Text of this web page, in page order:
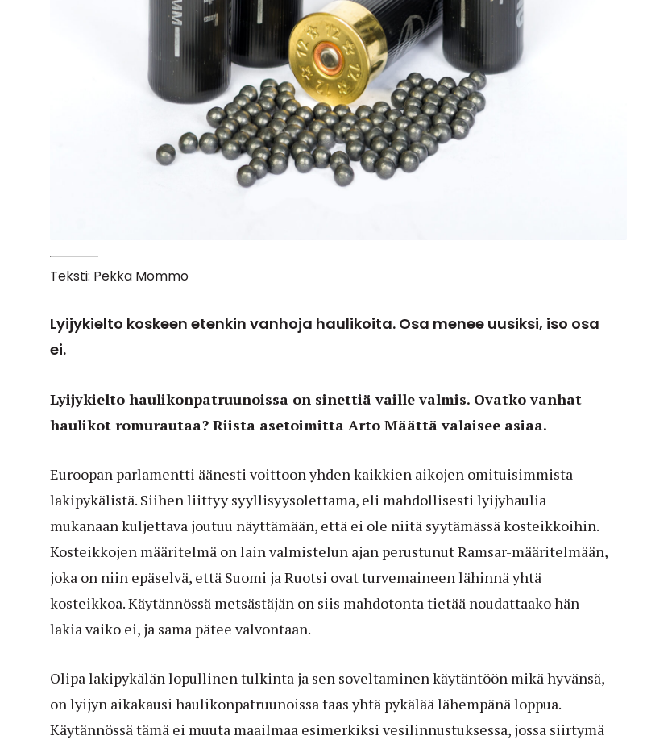
Teksti: Pekka Mommo
Lyijykielto koskeen etenkin vanhoja haulikoita. Osa menee uusiksi, iso osa
ei.
Lyijykielto haulikonpatruunoissa on sinettiä vaille valmis. Ovatko vanhat
haulikot romurautaa? Riista asetoimitta Arto Määttä valaisee asiaa.
Euroopan parlamentti äänesti voittoon yhden kaikkien aikojen omituisimmista
lakipykälistä. Siihen liittyy syyllisyysolettama, eli mahdollisesti lyijyhaulia
mukanaan kuljettava joutuu näyttämään, että ei ole niitä syytämässä kosteikkoihin.
Kosteikkojen määritelmä on lain valmistelun ajan perustunut Ramsar-määritelmään,
joka on niin epäselvä, että Suomi ja Ruotsi ovat turvemaineen lähinnä yhtä
kosteikkoa. Käytännössä metsästäjän on siis mahdotonta tietää noudattaako hän
lakia vaiko ei, ja sama pätee valvontaan.
Olipa lakipykälän lopullinen tulkinta ja sen soveltaminen käytäntöön mikä hyvänsä,
on lyijyn aikakausi haulikonpatruunoissa taas yhtä pykälää lähempänä loppua.
Käytännössä tämä ei muuta maailmaa esimerkiksi vesilinnustuksessa, jossa siirtymä